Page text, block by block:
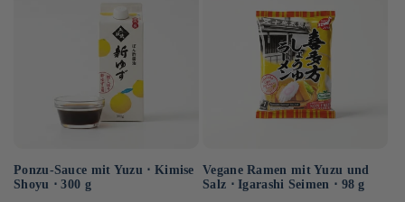
Ponzu-Sauce mit Yuzu ⋅ Kimise
Shoyu ⋅ 300 g
Vegane Ramen mit Yuzu und
Salz ⋅ Igarashi Seimen ⋅ 98 g